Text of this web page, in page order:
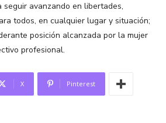
seguir avanzando en libertades,
todos, en cualquier lugar y situación;
posición alcanzada por la mujer
profesional.
X Pinterest